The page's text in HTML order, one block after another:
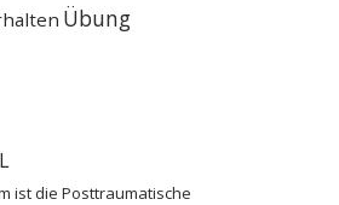
Übung
ist die Posttraumatische